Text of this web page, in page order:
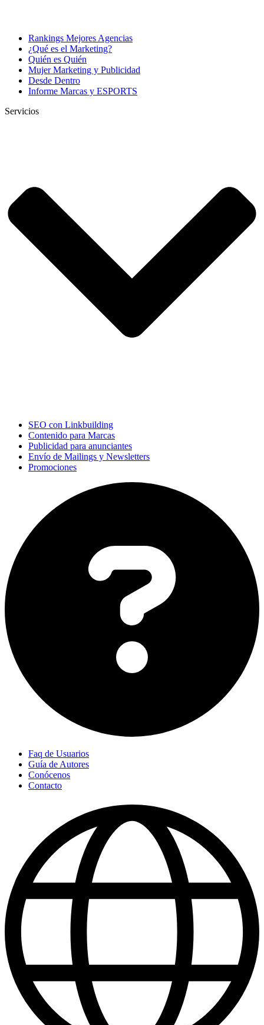
Rankings Mejores Agencias
¿Qué es el Marketing?
Quién es Quién
Mujer Marketing y Publicidad
Desde Dentro
Informe Marcas y ESPORTS
Servicios
SEO con Linkbuilding
Contenido para Marcas
Publicidad para anunciantes
Envío de Mailings y Newsletters
Promociones
Faq de Usuarios
Guía de Autores
Conócenos
Contacto